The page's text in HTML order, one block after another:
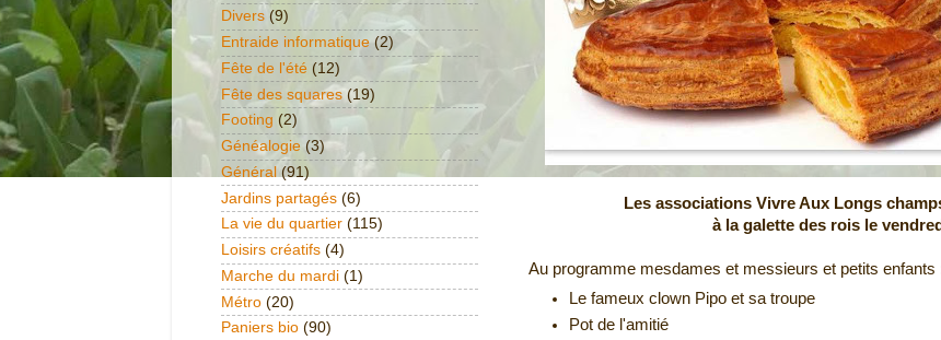
Les associations Vivre Aux Longs
à la galette des rois le
Au programme mesdames et messieurs et petits enfants
Le fameux clown Pipo et sa troupe
Pot de l'amitié
Divers (9)
Entraide informatique (2)
Fête de l'été (12)
Fête des squares (19)
Footing (2)
Généalogie (3)
Général (91)
Jardins partagés (6)
La vie du quartier (115)
Loisirs créatifs (4)
Marche du mardi (1)
Métro (20)
Paniers bio (90)